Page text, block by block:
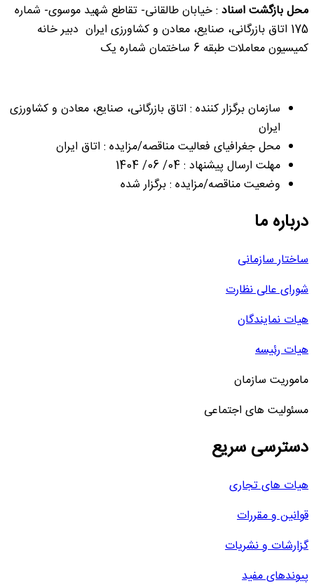
محل بازگشت اسناد : خیابان طالقانی- تقاطع شهید موسوی- شماره
175 اتاق بازرگانی، صنایع، معادن و کشاورزی ایران دبیر خانه
کمیسیون معاملات طبقه 6 ساختمان شماره یک
سازمان برگزار کننده : اتاق بازرگانی، صنایع، معادن و کشاورزی
ایران
محل جغرافیای فعالیت مناقصه/مزایده : اتاق ایران
مهلت ارسال پیشنهاد : 04/ 06/ 1404
وضعیت مناقصه/مزایده : برگزار شده
درباره ما
ساختار سازمانی
شورای عالی نظارت
هیات نمایندگان
هیات رئیسه
ماموریت سازمان
مسئولیت های اجتماعی
دسترسی سریع
هیات های تجاری
قوانین و مقررات
گزارشات و نشریات
پیوندهای مفید